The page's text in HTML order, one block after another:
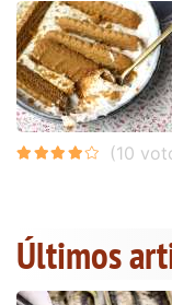
Últimos